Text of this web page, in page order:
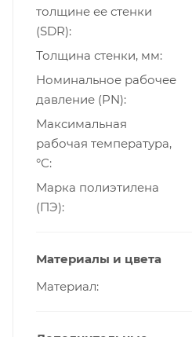
толщине ее стенки
(SDR)
Толщина стенки, мм
Номинальное рабочее
давление (PN)
Максимальная
рабочая температура,
°С
Марка полиэтилена
(ПЭ)
Материалы и цвета
Материал